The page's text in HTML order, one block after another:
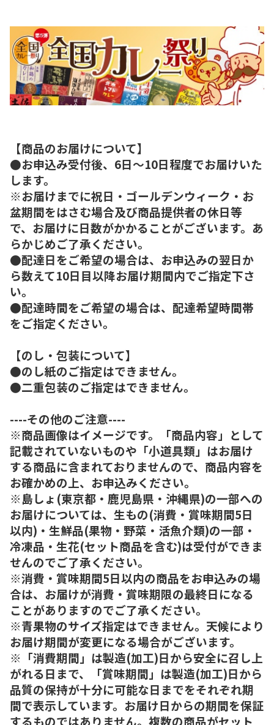
【商品のお届けについて】
●お申込み受付後、6日～10日程度でお届けいた
します。
※お届けまでに祝日・ゴールデンウィーク・お
盆期間をはさむ場合及び商品提供者の休日等
で、お届けに日数がかかることがございます。あ
らかじめご了承ください。
●配達日をご希望の場合は、お申込みの翌日か
ら数えて10日目以降お届け期間内でご指定下さ
い。
●配達時間をご希望の場合は、配達希望時間帯
をご指定ください。
【のし・包装について】
●のし紙のご指定はできません。
●二重包装のご指定はできません。
----その他のご注意----
※商品画像はイメージです。「商品内容」として
記載されていないものや「小道具類」はお届け
する商品に含まれておりませんので、商品内容を
お確かめの上、お申込みください。
※島しょ(東京都・鹿児島県・沖縄県)の一部への
お届けについては、生もの(消費・賞味期間5日
以内)・生鮮品(果物・野菜・活魚介類)の一部・
冷凍品・生花(セット商品を含む)は受付ができま
せんのでご了承ください。
※消費・賞味期間5日以内の商品をお申込みの場
合は、お届けが消費・賞味期限の最終日になる
ことがありますのでご了承ください。
※青果物のサイズ指定はできません。天候により
お届け期間が変更になる場合がございます。
※「消費期間」は製造(加工)日から安全に召し上
がれる日まで、「賞味期間」は製造(加工)日から
品質の保持が十分に可能な日までをそれぞれ期
間で表示しています。お届け日からの期間を保証
するものではありません。複数の商品がセット